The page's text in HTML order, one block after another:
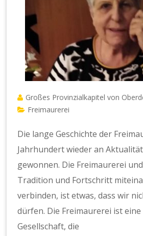
Großes Provinzialkapitel von
Freimaurerei
Die lange Geschichte der
Jahrhundert wieder an
gewonnen. Die Freimaurerei
Tradition und Fortschritt
verbinden, ist etwas, dass wir
dürfen. Die Freimaurerei ist
Gesellschaft, die